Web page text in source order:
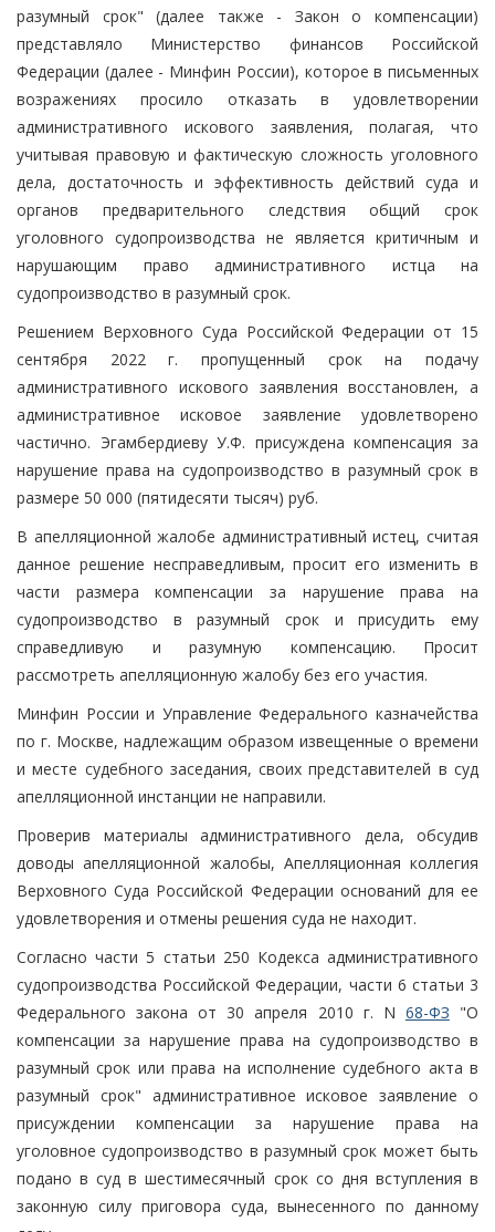
разумный срок" (далее также - Закон о компенсации)
представляло Министерство финансов Российской
Федерации (далее - Минфин России), которое в письменных
возражениях просило отказать в удовлетворении
административного искового заявления, полагая, что
учитывая правовую и фактическую сложность уголовного
дела, достаточность и эффективность действий суда и
органов предварительного следствия общий срок
уголовного судопроизводства не является критичным и
нарушающим право административного истца на
судопроизводство в разумный срок.
Решением Верховного Суда Российской Федерации от 15
сентября 2022 г. пропущенный срок на подачу
административного искового заявления восстановлен, а
административное исковое заявление удовлетворено
частично. Эгамбердиеву У.Ф. присуждена компенсация за
нарушение права на судопроизводство в разумный срок в
размере 50 000 (пятидесяти тысяч) руб.
В апелляционной жалобе административный истец, считая
данное решение несправедливым, просит его изменить в
части размера компенсации за нарушение права на
судопроизводство в разумный срок и присудить ему
справедливую и разумную компенсацию. Просит
рассмотреть апелляционную жалобу без его участия.
Минфин России и Управление Федерального казначейства
по г. Москве, надлежащим образом извещенные о времени
и месте судебного заседания, своих представителей в суд
апелляционной инстанции не направили.
Проверив материалы административного дела, обсудив
доводы апелляционной жалобы, Апелляционная коллегия
Верховного Суда Российской Федерации оснований для ее
удовлетворения и отмены решения суда не находит.
Согласно части 5 статьи 250 Кодекса административного
судопроизводства Российской Федерации, части 6 статьи 3
Федерального закона от 30 апреля 2010 г. N 68-ФЗ "О
компенсации за нарушение права на судопроизводство в
разумный срок или права на исполнение судебного акта в
разумный срок" административное исковое заявление о
присуждении компенсации за нарушение права на
уголовное судопроизводство в разумный срок может быть
подано в суд в шестимесячный срок со дня вступления в
законную силу приговора суда, вынесенного по данному